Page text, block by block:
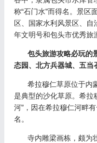
称“石门水”而得名。景区
区、国家水利风景区、
年文明号和包头市优秀旅
包头旅游攻略必玩的
态园、北方兵器城、五当
希拉穆仁草原位于内蒙
是典型的沙化草原。希拉
河”，因在希拉穆仁河畔
名。
寺内雕梁画栋，颇为壮